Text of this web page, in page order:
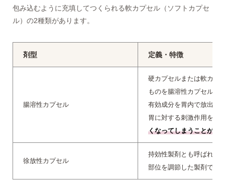
包み込むように充填してつくられる軟カプセル（ソフトカプセ
ル）の2種類があります。
剤型 定義・特徴
腸溶性カプセル
硬カプセルまたは軟カプ
ものを腸溶性カプセルと
有効成分を胃内で放出せ
胃に対する刺激作用を低
くなってしまうことがあ
徐放性カプセル
持効性製剤とも呼ばれる
部位を調節した製剤です